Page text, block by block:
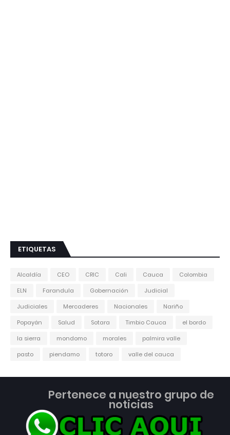
ETIQUETAS
Alcaldía CEO CRIC Cali Cauca
Colombia
ELN
Farandula Gobernación
Judicial
Judiciales
Mercaderes Nacionales
Nariño
Popayán
Salud Sotara Timbio Cauca
el bordo
la sierra
mondomo morales
palmira valle
pasto
piendamo totoro valle del cauca
Pertenece a nuestro grupo de
noticias